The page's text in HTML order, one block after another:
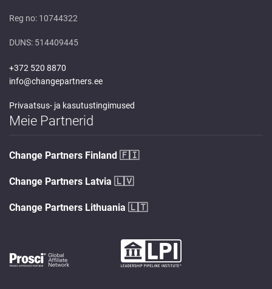
Reg no: 10744322
DUNS: 514409445
+372 520 8870
info@changepartners.ee
Privaatsus- ja kasutustingimused
Meie Partnerid
Change Partners Finland 🇫🇮
Change Partners Latvia 🇱🇻
Change Partners Lithuania 🇱🇹